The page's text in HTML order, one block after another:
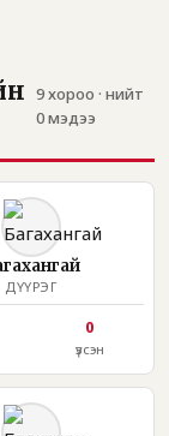
9 хороо · нийт
0 мэдээ
ДҮҮРЭГ
0
үзсэн